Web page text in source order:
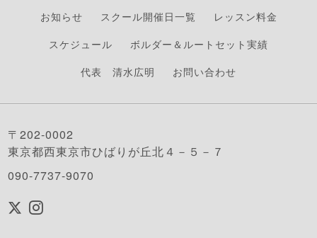
お知らせ スクール開催日一覧
レッスン料金
スケジュール
ボルダー＆ルートセット実績
代表 清水広明
お問い合わせ
〒202-0002
東京都西東京市ひばりが丘北４－５－７
090-7737-9070